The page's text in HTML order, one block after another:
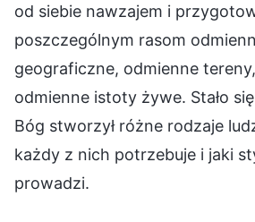
od siebie nawzajem i
poszczególnym rasom
geograficzne, odmienne
odmienne istoty żywe. Stało
Bóg stworzył różne rodzaje
każdy z nich potrzebuje i jaki
prowadzi.